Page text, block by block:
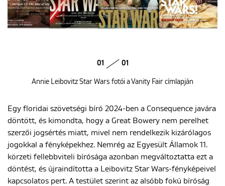
01 01
Annie Leibovitz Star Wars fotói a Vanity Fair címlapján
Egy floridai szövetségi bíró 2024-ben a Consequence javára
döntött, és kimondta, hogy a Great Bowery nem perelhet
szerzői jogsértés miatt, mivel nem rendelkezik kizárólagos
jogokkal a fényképekhez. Nemrég az Egyesült Államok 11.
körzeti fellebbviteli bírósága azonban megváltoztatta ezt a
döntést, és újraindította a Leibovitz Star Wars-fényképeivel
kapcsolatos pert. A testület szerint az alsóbb fokú bíróság